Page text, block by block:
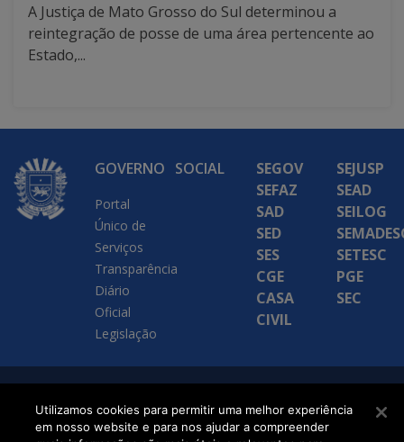
A Justiça de Mato Grosso do Sul determinou a
reintegração de posse de uma área pertencente ao
Estado,...
GOVERNO
Portal
Único de
Serviços
Transparência
Diário
Oficial
Legislação
SOCIAL
SEGOV
SEFAZ
SAD
SED
SES
CGE
CASA
CIVIL
SEJUSP
SEAD
SEILOG
SETESC
PGE
SEC
SETDIG | Secretaria-
Executiva de
Utilizamos cookies para permitir uma melhor experiência
em nosso website e para nos ajudar a compreender